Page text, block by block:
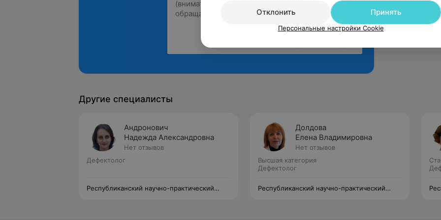
Другие специалисты
Андронович
Надежда Александровна
Нет отзывов
Дефектолог
Республиканский научно-практический
Долдова
Елена Владимировна
Нет отзывов
Высшая категория
Дефектолог
Республиканский научно-практический
Отклонить
Принять
Персональные настройки Cookie